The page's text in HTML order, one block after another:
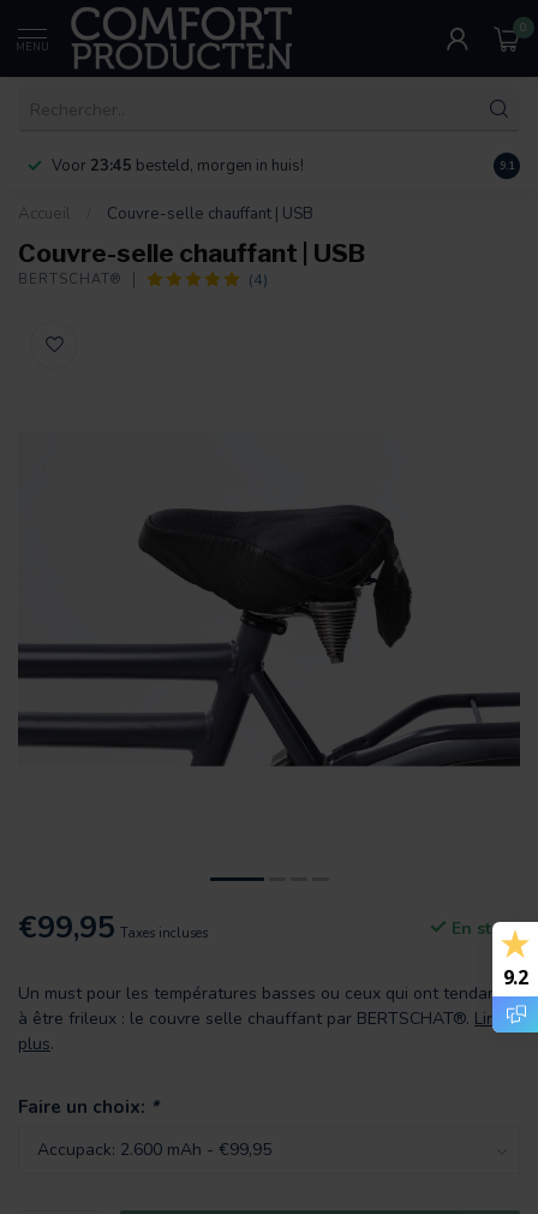
MENU
0
Voor 23:45 besteld, morgen in huis! 9.1
Accueil Couvre-selle chauffant | USB
Couvre-selle chauffant | USB
BERTSCHAT® (4)
€99,95 Taxes incluses En stock
Un must pour les températures basses ou ceux qui ont tendance
à être frileux : le couvre selle chauffant par BERTSCHAT®. Lire
plus.
Faire un choix: *
9.2